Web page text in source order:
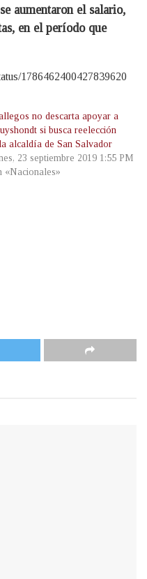
aumentaron el salario,
en el período que
1786462400427839620
no descarta apoyar a
si busca reelección
alcaldía de San Salvador
23 septiembre 2019 1:55 PM
«Nacionales»